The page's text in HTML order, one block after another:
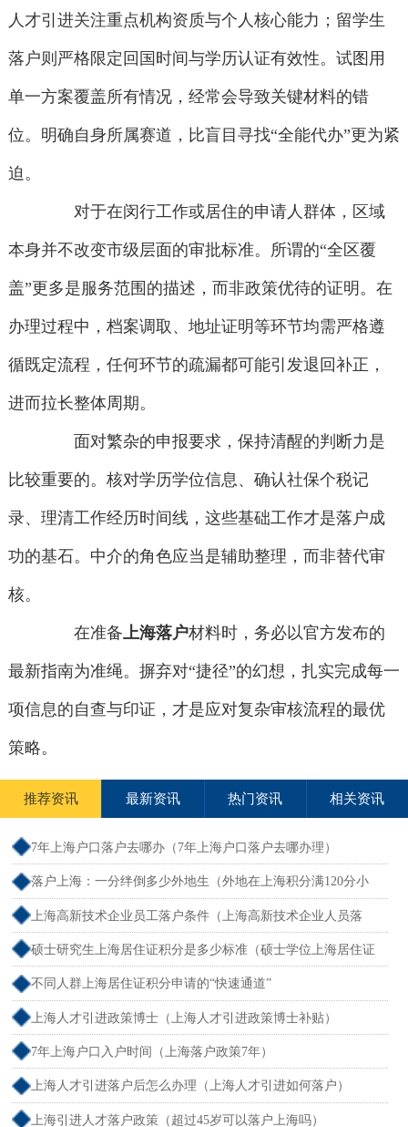
人才引进关注重点机构资质与个人核心能力；留学生
落户则严格限定回国时间与学历认证有效性。试图用
单一方案覆盖所有情况，经常会导致关键材料的错
位。明确自身所属赛道，比盲目寻找“全能代办”更为紧
迫。
对于在闵行工作或居住的申请人群体，区域
本身并不改变市级层面的审批标准。所谓的“全区覆
盖”更多是服务范围的描述，而非政策优待的证明。在
办理过程中，档案调取、地址证明等环节均需严格遵
循既定流程，任何环节的疏漏都可能引发退回补正，
进而拉长整体周期。
面对繁杂的申报要求，保持清醒的判断力是
比较重要的。核对学历学位信息、确认社保个税记
录、理清工作经历时间线，这些基础工作才是落户成
功的基石。中介的角色应当是辅助整理，而非替代审
核。
在准备上海落户材料时，务必以官方发布的
最新指南为准绳。摒弃对“捷径”的幻想，扎实完成每一
项信息的自查与印证，才是应对复杂审核流程的最优
策略。
推荐资讯 最新资讯 热门资讯 相关资讯
7年上海户口落户去哪办（7年上海户口落户去哪办理）
落户上海：一分绊倒多少外地生（外地在上海积分满120分小
孩可以考上海大学吗）
上海高新技术企业员工落户条件（上海高新技术企业人员落
户）
硕士研究生上海居住证积分是多少标准（硕士学位上海居住证
积分）
不同人群上海居住证积分申请的“快速通道”
上海人才引进政策博士（上海人才引进政策博士补贴）
7年上海户口入户时间（上海落户政策7年）
上海人才引进落户后怎么办理（上海人才引进如何落户）
上海引进人才落户政策（超过45岁可以落户上海吗）